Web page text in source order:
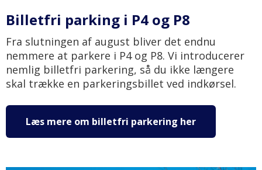
Billetfri parking i P4 og P8
Fra slutningen af august bliver det endnu
nemmere at parkere i P4 og P8. Vi introducerer
nemlig billetfri parkering, så du ikke længere
skal trække en parkeringsbillet ved indkørsel.
Læs mere om billetfri parkering her